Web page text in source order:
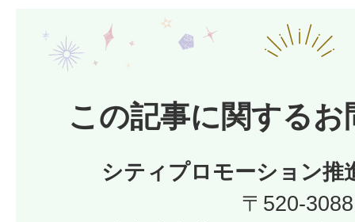
この記事に関するお
シティプロモーション推
〒520-3088